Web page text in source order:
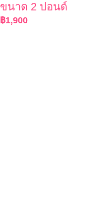
ขนาด 2 ปอนด์
฿1,900